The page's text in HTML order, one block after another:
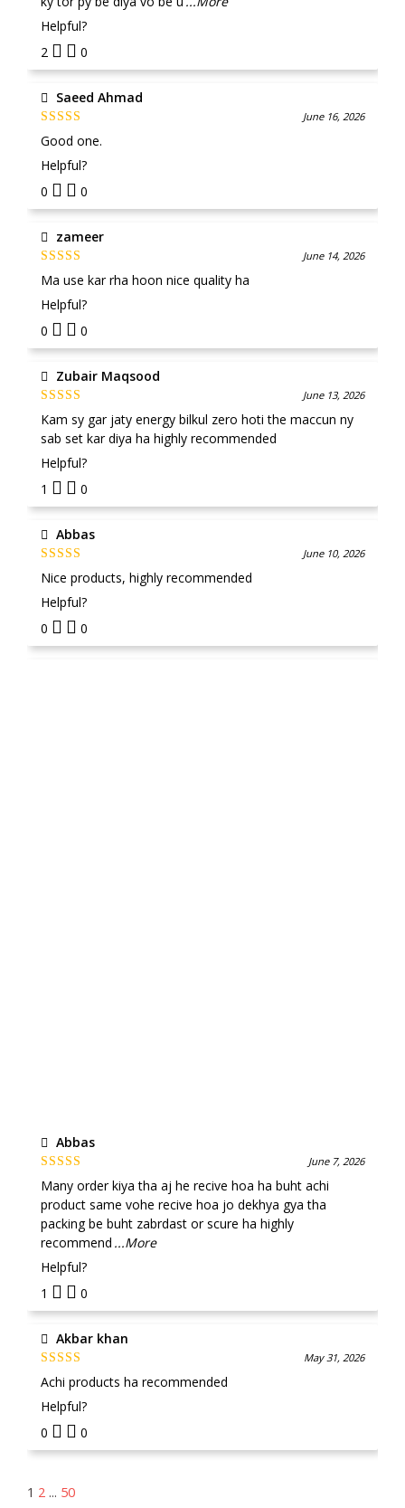
Helpful?
2
0
Saeed Ahmad
Rated 5out
of 5
June 16, 2026
Good one.
Helpful?
0
0
zameer
Rated 4 out
of 5
June 14, 2026
Ma use kar rha hoon nice quality ha
Helpful?
0
0
Zubair Maqsood
Rated5 out
of 5
June 13, 2026
Kam sy gar jaty energy bilkul zero hoti the maccun ny
sab set kar diya ha highly recommended
Helpful?
1
0
Abbas
Rated5out
of 5
June 10, 2026
Nice products, highly recommended
Helpful?
0
0
Abbas
Rated
out
of 5
June 7, 2026
Many order kiya tha aj he recive hoa ha buht achi
product same vohe recive hoa jo dekhya gya tha
packing be buht zabrdast or scure ha highly
recommend ...More
Helpful?
1
0
Akbar khan
Rated
out
of 5
May 31, 2026
Achi products ha recommended
Helpful?
0
0
1 2 ... 50